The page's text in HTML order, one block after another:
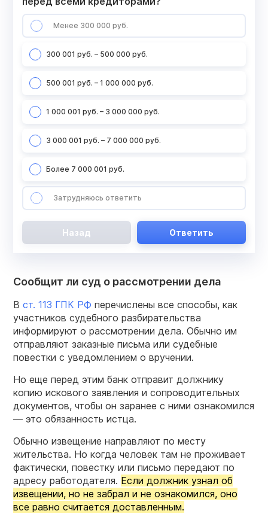
Менее 300 000 руб.
300 001 руб. – 500 000 руб.
500 001 руб. – 1 000 000 руб.
1 000 001 руб. – 3 000 000 руб.
3 000 001 руб. – 7 000 000 руб.
Более 7 000 001 руб.
Затрудняюсь ответить
Назад Ответить
Сообщит ли суд о рассмотрении дела
В ст. 113 ГПК РФ перечислены все способы, как
участников судебного разбирательства
информируют о рассмотрении дела. Обычно им
отправляют заказные письма или судебные
повестки с уведомлением о вручении.
Но еще перед этим банк отправит должнику
копию искового заявления и сопроводительных
документов, чтобы он заранее с ними ознакомился
— это обязанность истца.
Обычно извещение направляют по месту
жительства. Но когда человек там не проживает
фактически, повестку или письмо передают по
адресу работодателя. Если должник узнал об
извещении, но не забрал и не ознакомился, оно
все равно считается доставленным.